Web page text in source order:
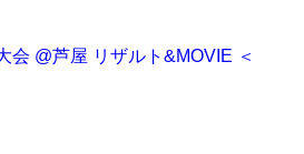
会 @芦屋 リザルト&MOVIE ＜